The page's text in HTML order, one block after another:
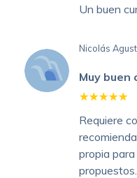
Un buen
Nicolás
Muy buen
Requiere
propia
propuestos.